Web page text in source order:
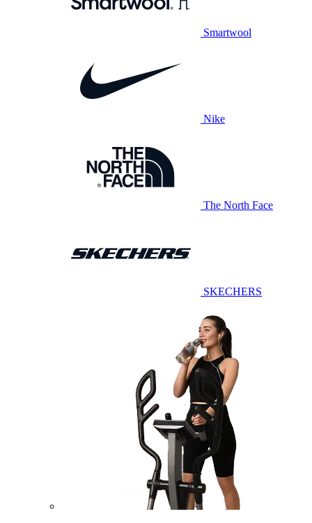
Smartwool
Nike
The North Face
SKECHERS